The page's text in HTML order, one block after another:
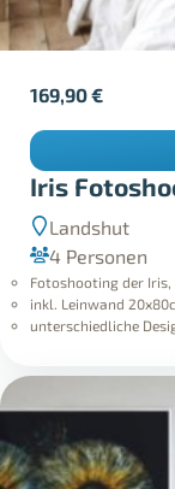
Iris
Landshut
4 Personen
Fotoshooting der Iris,
inkl. Leinwand
unterschiedliche
169,90€